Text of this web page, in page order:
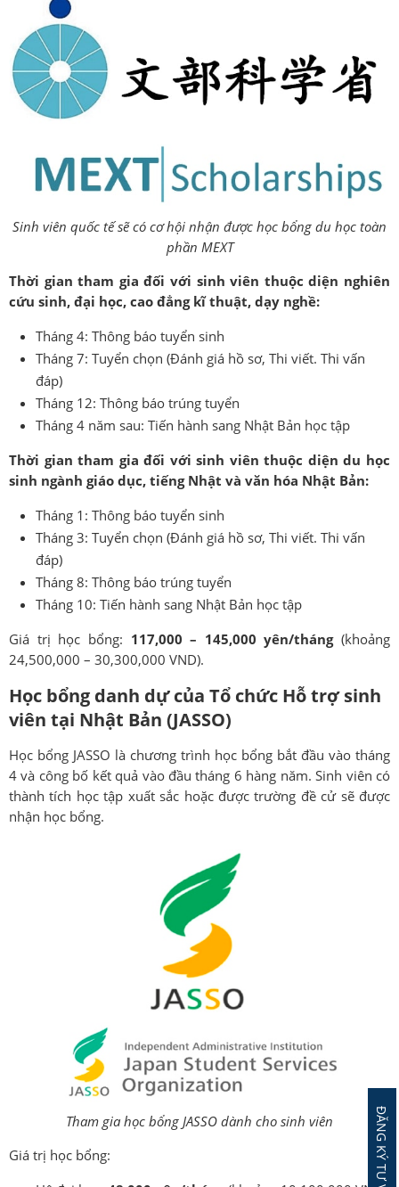
Sinh viên quốc tế sẽ có cơ hội nhận được học bổng du học toàn
phần MEXT
Thời gian tham gia đối với sinh viên thuộc diện nghiên
cứu sinh, đại học, cao đẳng kĩ thuật, dạy nghề:
Tháng 4: Thông báo tuyển sinh
Tháng 7: Tuyển chọn (Đánh giá hồ sơ, Thi viết. Thi vấn
đáp)
Tháng 12: Thông báo trúng tuyển
Tháng 4 năm sau: Tiến hành sang Nhật Bản học tập
Thời gian tham gia đối với sinh viên thuộc diện du học
sinh ngành giáo dục, tiếng Nhật và văn hóa Nhật Bản:
Tháng 1: Thông báo tuyển sinh
Tháng 3: Tuyển chọn (Đánh giá hồ sơ, Thi viết. Thi vấn
đáp)
Tháng 8: Thông báo trúng tuyển
Tháng 10: Tiến hành sang Nhật Bản học tập
Giá trị học bổng: 117,000 – 145,000 yên/tháng(khoảng
24,500,000 – 30,300,000 VND).
Học bổng danh dự của Tổ chức Hỗ trợ sinh
viên tại Nhật Bản (JASSO)
Học bổng JASSO là chương trình học bổng bắt đầu vào tháng
4 và công bố kết quả vào đầu tháng 6 hàng năm. Sinh viên có
thành tích học tập xuất sắc hoặc được trường đề cử sẽ được
nhận học bổng.
Tham gia học bổng JASSO dành cho sinh viên
Giá trị học bổng: